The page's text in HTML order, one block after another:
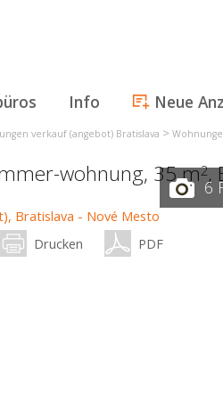
Info Neue
verkauf (angebot) Bratislava >
wohnung, 35 m2,
6
Drucken PDF